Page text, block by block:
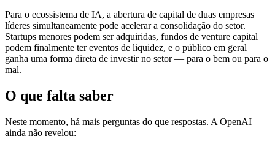
Para o ecossistema de IA, a abertura de capital de duas empresas
líderes simultaneamente pode acelerar a consolidação do setor.
Startups menores podem ser adquiridas, fundos de venture capital
podem finalmente ter eventos de liquidez, e o público em geral
ganha uma forma direta de investir no setor — para o bem ou para o
mal.
O que falta saber
Neste momento, há mais perguntas do que respostas. A OpenAI
ainda não revelou: